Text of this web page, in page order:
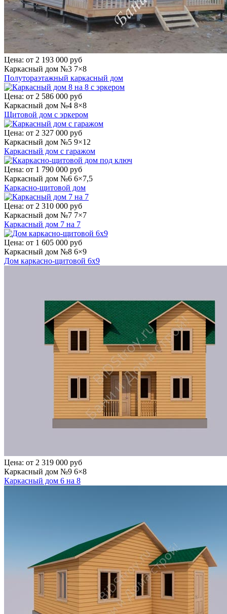
Цена: от 2 193 000 руб
Каркасный дом №3 7×8
Полутораэтажный каркасный дом
Цена: от 2 586 000 руб
Каркасный дом №4 8×8
Щитовой дом с эркером
Цена: от 2 327 000 руб
Каркасный дом №5 9×12
Каркасный дом с гаражом
Цена: от 1 790 000 руб
Каркасный дом №6 6×7,5
Каркасно-щитовой дом
Цена: от 2 310 000 руб
Каркасный дом №7 7×7
Каркасный дом 7 на 7
Цена: от 1 605 000 руб
Каркасный дом №8 6×9
Дом каркасно-щитовой 6х9
Цена: от 2 319 000 руб
Каркасный дом №9 6×8
Каркасный дом 6 на 8